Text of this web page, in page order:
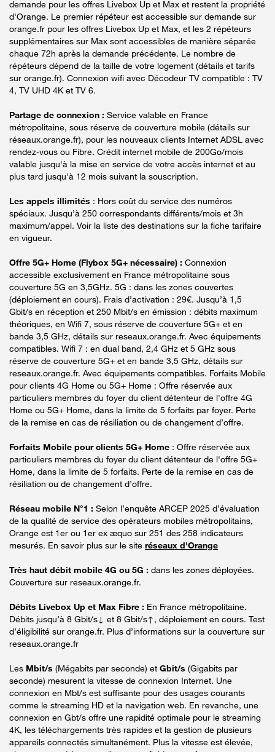
demande pour les offres Livebox Up et Max et restent la propriété
d'Orange. Le premier répéteur est accessible sur demande sur
orange.fr pour les offres Livebox Up et Max, et les 2 répéteurs
supplémentaires sur Max sont accessibles de manière séparée
chaque 72h après la demande précédente. Le nombre de
répéteurs dépend de la taille de votre logement (détails et tarifs
sur orange.fr). Connexion wifi avec Décodeur TV compatible : TV
4, TV UHD 4K et TV 6.
Partage de connexion : Service valable en France
métropolitaine, sous réserve de couverture mobile (détails sur
réseaux.orange.fr), pour les nouveaux clients Internet ADSL avec
rendez-vous ou Fibre. Crédit internet mobile de 200Go/mois
valable jusqu'à la mise en service de votre accès internet et au
plus tard jusqu'à 12 mois suivant la souscription.
Les appels illimités : Hors coût du service des numéros
spéciaux. Jusqu’à 250 correspondants différents/mois et 3h
maximum/appel. Voir la liste des destinations sur la fiche tarifaire
en vigueur.
Offre 5G+ Home (Flybox 5G+ nécessaire) : Connexion
accessible exclusivement en France métropolitaine sous
couverture 5G en 3,5GHz. 5G : dans les zones couvertes
(déploiement en cours). Frais d’activation : 29€. Jusqu’à 1,5
Gbit/s en réception et 250 Mbit/s en émission : débits maximum
théoriques, en Wifi 7, sous réserve de couverture 5G+ et en
bande 3,5 GHz, détails sur reseaux.orange.fr. Avec équipements
compatibles. Wifi 7 : en dual band, 2,4 GHz et 5 GHz sous
réserve de couverture 5G+ et en bande 3,5 GHz, détails sur
reseaux.orange.fr. Avec équipements compatibles. Forfaits Mobile
pour clients 4G Home ou 5G+ Home : Offre réservée aux
particuliers membres du foyer du client détenteur de l'offre 4G
Home ou 5G+ Home, dans la limite de 5 forfaits par foyer. Perte
de la remise en cas de résiliation ou de changement d’offre.
Forfaits Mobile pour clients 5G+ Home : Offre réservée aux
particuliers membres du foyer du client détenteur de l'offre 5G+
Home, dans la limite de 5 forfaits. Perte de la remise en cas de
résiliation ou de changement d’offre.
Réseau mobile N°1 : Selon l’enquête ARCEP 2025 d’évaluation
de la qualité de service des opérateurs mobiles métropolitains,
Orange est 1er ou 1er ex æquo sur 251 des 258 indicateurs
mesurés. En savoir plus sur le site réseaux d'Orange
Très haut débit mobile 4G ou 5G : dans les zones déployées.
Couverture sur reseaux.orange.fr.
Débits Livebox Up et Max Fibre : En France métropolitaine.
Débits jusqu’à 8 Gbit/s↓ et 8 Gbit/s↑, déploiement en cours. Test
d’éligibilité sur orange.fr. Plus d’informations sur la couverture sur
reseaux.orange.fr
Les Mbit/s (Mégabits par seconde) et Gbit/s (Gigabits par
seconde) mesurent la vitesse de connexion Internet. Une
connexion en Mbt/s est suffisante pour des usages courants
comme le streaming HD et la navigation web. En revanche, une
connexion en Gbt/s offre une rapidité optimale pour le streaming
4K, les téléchargements très rapides et la gestion de plusieurs
appareils connectés simultanément. Plus la vitesse est élevée,